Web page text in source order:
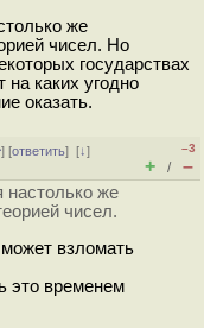
же
чисел. Но
государствах
на каких угодно
оказать.
] [ответить][↓]
–3
+ / –
настолько же
чисел.
взломать
это временем